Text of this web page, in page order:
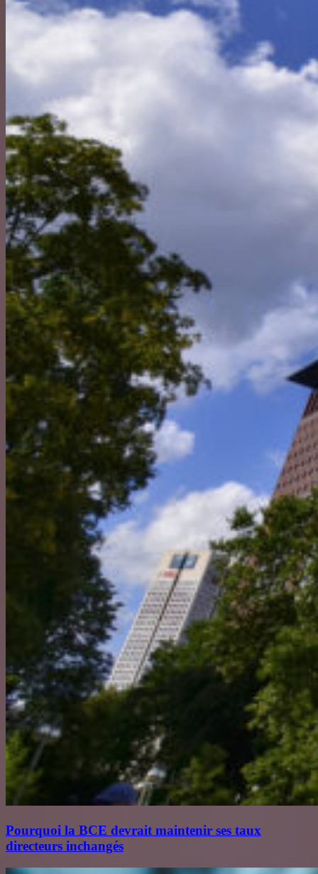
Pourquoi la BCE devrait maintenir ses taux
directeurs inchangés